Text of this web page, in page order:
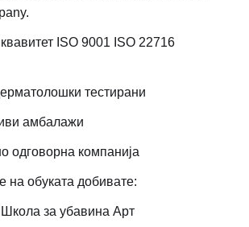
ISO 9001 ISO 22716
тестирани
амбалажи
одговорна компанија
обуката добивате:
за убавина Арт